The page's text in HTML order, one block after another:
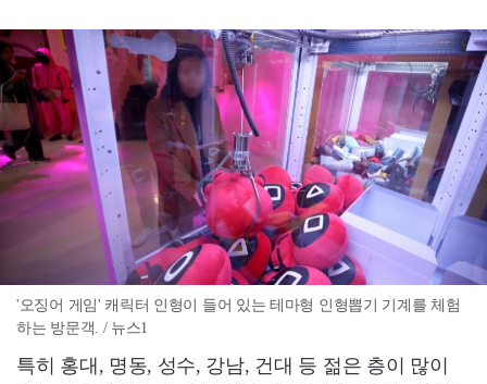
'오징어 게임' 캐릭터 인형이 들어 있는 테마형 인형뽑기 기계를 체험
하는 방문객. / 뉴스1
특히 홍대, 명동, 성수, 강남, 건대 등 젊은 층이 많이